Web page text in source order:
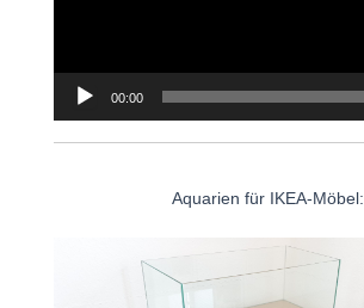
00:00
Aquarien für IKEA-Möbel: